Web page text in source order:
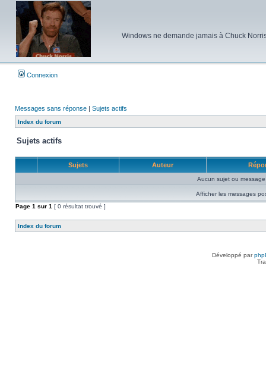
Windows ne demande jamais à Chuck
Connexion
Messages sans réponse | Sujets actifs
Index du forum
Sujets actifs
Sujets Auteur
Aucun sujet ou
Afficher les messages
Page 1 sur 1 [ 0 résultat trouvé ]
Index du forum
Développé par